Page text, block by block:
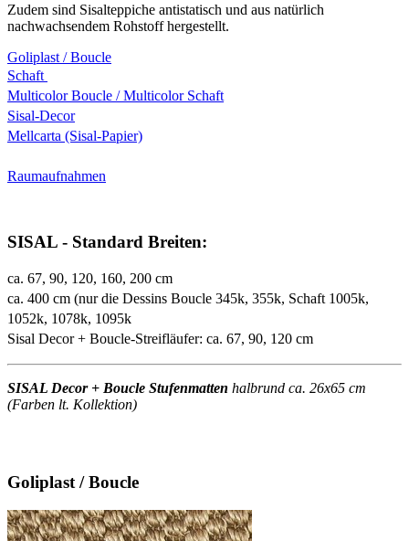
Zudem sind Sisalteppiche antistatisch und aus natürlich
nachwachsendem Rohstoff hergestellt.
Goliplast / Boucle
Schaft
Multicolor Boucle / Multicolor Schaft
Sisal-Decor
Mellcarta (Sisal-Papier)
Raumaufnahmen
SISAL - Standard Breiten:
ca. 67, 90, 120, 160, 200 cm
ca. 400 cm (nur die Dessins Boucle 345k, 355k, Schaft 1005k,
1052k, 1078k, 1095k
Sisal Decor + Boucle-Streifläufer: ca. 67, 90, 120 cm
SISAL Decor + Boucle Stufenmatten halbrund ca. 26x65 cm
(Farben lt. Kollektion)
Goliplast / Boucle